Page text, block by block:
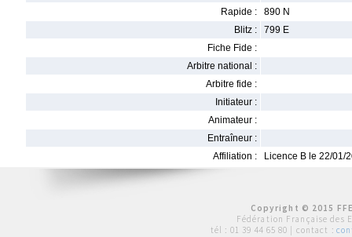
Rapide :
890 N
Blitz :
799 E
Fiche Fide :
Arbitre national :
Arbitre fide :
Initiateur :
Animateur :
Entraîneur :
Affiliation :
Licence B le 22/01/
Copyright © 2015
Fédération Française des
tél : 01 39 44 65 80 | contact :